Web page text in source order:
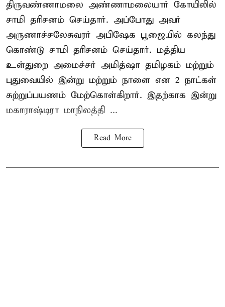
திருவண்ணாமலை அண்ணாமலையார் கோயிலில்
சாமி தரிசனம் செய்தார். அப்போது அவர்
அருணாச்சலேசுவரர் அபிஷேக பூஜையில் கலந்து
கொண்டு சாமி தரிசனம் செய்தார். மத்திய
உள்துறை அமைச்சர் அமித்ஷா தமிழகம் மற்றும்
புதுவையில் இன்று மற்றும் நாளை என 2 நாட்கள்
சுற்றுப்பயணம் மேற்கொள்கிறார். இதற்காக இன்று
மகாராஷ்டிரா மாநிலத்தி ...
Read More